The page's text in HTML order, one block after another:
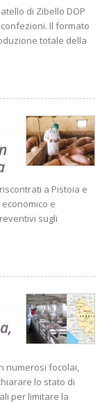
di Zibello DOP
Il formato
totale della
a Pistoia e
e
sugli
numerosi focolai,
lo stato di
per limitare la